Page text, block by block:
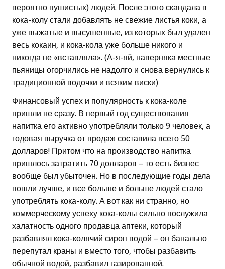
вероятно пушистых) людей. После этого скандала в
кока-колу стали добавлять не свежие листья коки, а
уже выжатые и высушенные, из которых был удален
весь кокаин, и кока-кола уже больше никого и
никогда не «вставляла». (А-я-яй, наверняка местные
пьяницы огорчились не надолго и снова вернулись к
традиционной водочки и всяким виски)
Финансовый успех и популярность к кока-коле
пришли не сразу. В первый год существования
напитка его активно употребляли только 9 человек, а
годовая выручка от продаж составила всего 50
долларов! Притом что на производство напитка
пришлось затратить 70 долларов – то есть бизнес
вообще был убыточен. Но в последующие годы дела
пошли лучше, и все больше и больше людей стало
употреблять кока-колу. А вот как ни странно, но
коммерческому успеху кока-колы сильно послужила
халатность одного продавца аптеки, который
разбавлял кока-колячий сироп водой – он банально
перепутал краны и вместо того, чтобы разбавить
обычной водой, разбавил газированной.